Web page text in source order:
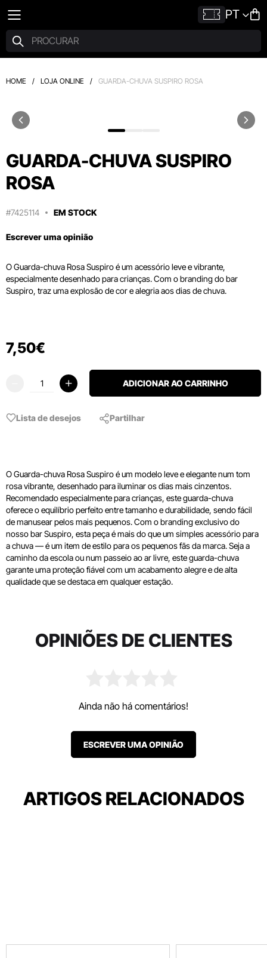
PT
HOME / LOJA ONLINE / GUARDA-CHUVA SUSPIRO ROSA
GUARDA-CHUVA SUSPIRO
ROSA
#7425114 EM STOCK
Escrever uma opinião
O Guarda-chuva Rosa Suspiro é um acessório leve e vibrante,
especialmente desenhado para crianças. Com o branding do bar
Suspiro, traz uma explosão de cor e alegria aos dias de chuva.
7,50€
ADICIONAR AO CARRINHO
Lista de desejos Partilhar
O Guarda-chuva Rosa Suspiro é um modelo leve e elegante num tom
rosa vibrante, desenhado para iluminar os dias mais cinzentos.
Recomendado especialmente para crianças, este guarda-chuva
oferece o equilíbrio perfeito entre tamanho e durabilidade, sendo fácil
de manusear pelos mais pequenos. Com o branding exclusivo do
nosso bar Suspiro, esta peça é mais do que um simples acessório para
a chuva — é um item de estilo para os pequenos fãs da marca. Seja a
caminho da escola ou num passeio ao ar livre, este guarda-chuva
garante uma proteção fiável com um acabamento alegre e de alta
qualidade que se destaca em qualquer estação.
OPINIÕES DE CLIENTES
Ainda não há comentários!
ESCREVER UMA OPINIÃO
ARTIGOS RELACIONADOS